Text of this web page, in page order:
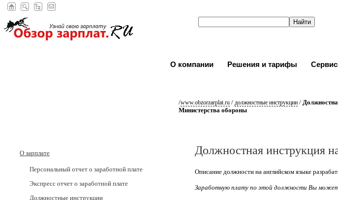
О компании Решения и тарифы
/www.obzorzarplat.ru/ должностные инструкции/
Министерства обороны
О зарплате
Персональный отчет о заработной плате
Экспресс отчет о заработной плате
Должностные инструкции
Должностная инструкция
Описание должности на английском языке
Заработную плату по этой должности Вы